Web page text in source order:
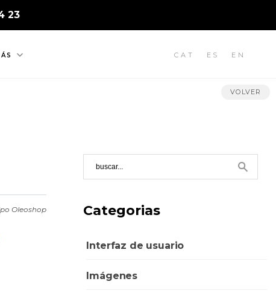
23
CAT ES EN
VOLVER
Oleoshop Categorias
Interfaz de usuario
Imágenes